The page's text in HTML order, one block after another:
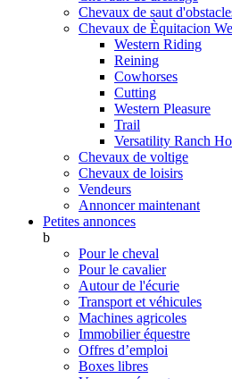
Chevaux de saut
Chevaux de Èquitacion
Western Riding
Reining
Cowhorses
Cutting
Western Pleasure
Trail
Versatility Ranch
Chevaux de voltige
Chevaux de loisirs
Vendeurs
Annoncer maintenant
Petites annonces
b
Pour le cheval
Pour le cavalier
Autour de l'écurie
Transport et véhicules
Machines agricoles
Immobilier équestre
Offres d’emploi
Boxes libres